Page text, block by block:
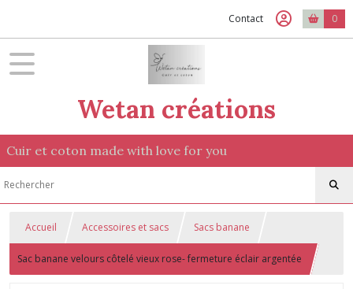
Contact 0
Wetan créations
Cuir et coton made with love for you
Accueil Accessoires et sacs Sacs banane
Sac banane velours côtelé vieux rose- fermeture éclair argentée